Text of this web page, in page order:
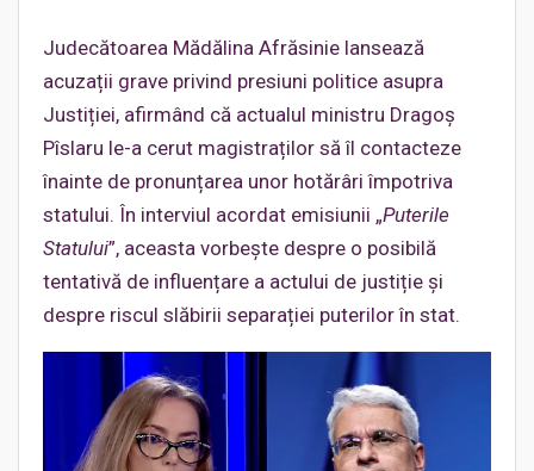
Judecătoarea Mădălina Afrăsinie lansează
acuzații grave privind presiuni politice asupra
Justiției, afirmând că actualul ministru Dragoș
Pîslaru le-a cerut magistraților să îl contacteze
înainte de pronunțarea unor hotărâri împotriva
statului. În interviul acordat emisiunii „Puterile
Statului”, aceasta vorbește despre o posibilă
tentativă de influențare a actului de justiție și
despre riscul slăbirii separației puterilor în stat.